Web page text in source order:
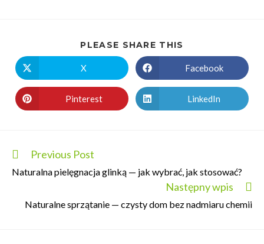
PLEASE SHARE THIS
X Facebook
Pinterest LinkedIn
Previous Post
Naturalna pielęgnacja glinką — jak wybrać, jak stosować?
Następny wpis
Naturalne sprzątanie — czysty dom bez nadmiaru chemii